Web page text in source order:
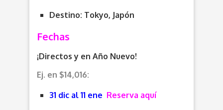
Destino: Tokyo, Japón
Fechas
¡Directos y en Año Nuevo!
Ej. en $14,016:
31 dic al 11 ene Reserva aquí